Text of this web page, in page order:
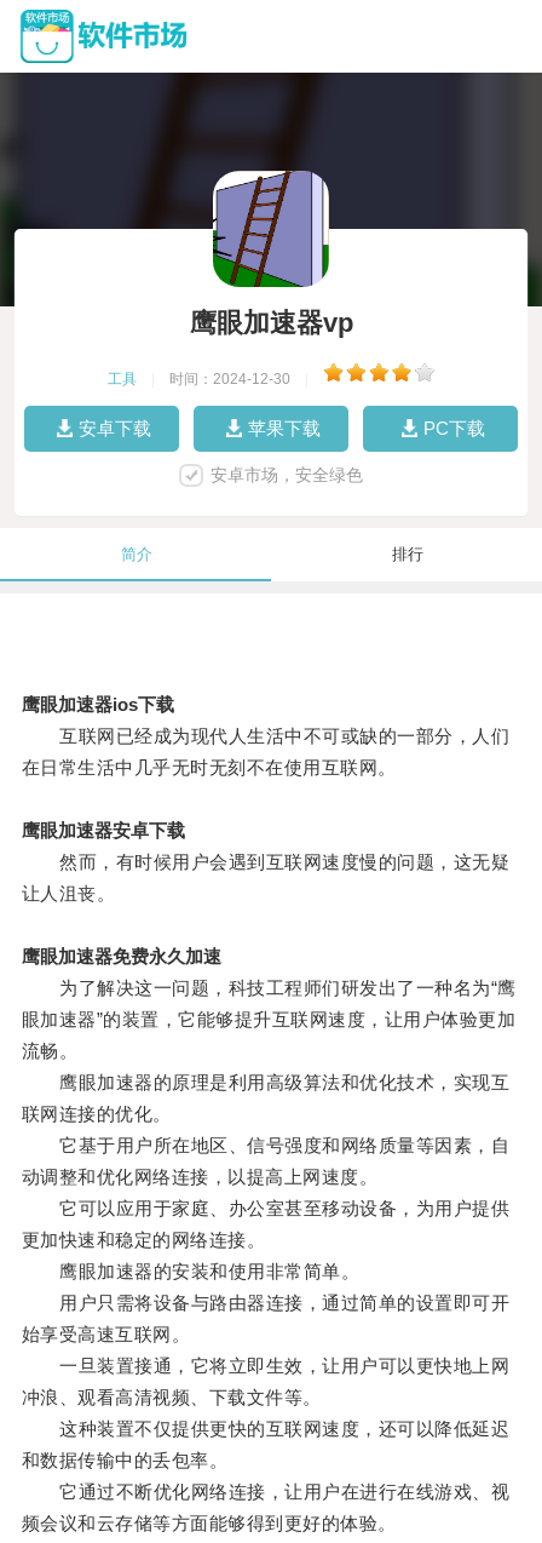
鹰眼加速器vp
工具 时间：2024-12-30
安卓下载 苹果下载 PC下载
安卓市场，安全绿色
简介 排行
鹰眼加速器ios下载
互联网已经成为现代人生活中不可或缺的一部分，人们
在日常生活中几乎无时无刻不在使用互联网。
鹰眼加速器安卓下载
然而，有时候用户会遇到互联网速度慢的问题，这无疑
让人沮丧。
鹰眼加速器免费永久加速
为了解决这一问题，科技工程师们研发出了一种名为“鹰
眼加速器”的装置，它能够提升互联网速度，让用户体验更加
流畅。
鹰眼加速器的原理是利用高级算法和优化技术，实现互
联网连接的优化。
它基于用户所在地区、信号强度和网络质量等因素，自
动调整和优化网络连接，以提高上网速度。
它可以应用于家庭、办公室甚至移动设备，为用户提供
更加快速和稳定的网络连接。
鹰眼加速器的安装和使用非常简单。
用户只需将设备与路由器连接，通过简单的设置即可开
始享受高速互联网。
一旦装置接通，它将立即生效，让用户可以更快地上网
冲浪、观看高清视频、下载文件等。
这种装置不仅提供更快的互联网速度，还可以降低延迟
和数据传输中的丢包率。
它通过不断优化网络连接，让用户在进行在线游戏、视
频会议和云存储等方面能够得到更好的体验。